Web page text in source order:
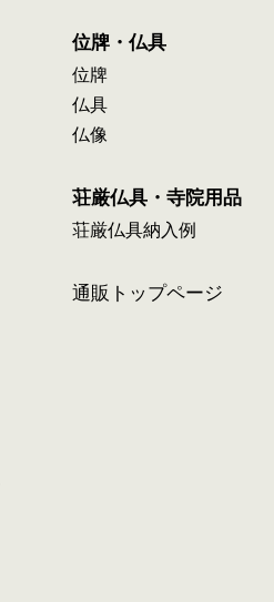
位牌・仏具
位牌
仏具
仏像
荘厳仏具・寺院用品
荘厳仏具納入例
通販トップページ